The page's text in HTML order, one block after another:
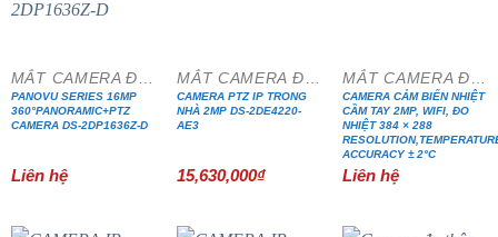
PANOVU SERIES 16MP
360°PANORAMIC+PTZ
CAMERA DS-2DP1636Z-D
Liên hệ
CAMERA PTZ IP TRONG
NHÀ 2MP DS-2DE4220-
AE3
15,630,000₫
CAMERA CẢM BIẾN NHIỆT
CẦM TAY 2MP, WIFI, ĐO
NHIỆT 384 × 288
ACCURACY ± 2°C
Liên hệ